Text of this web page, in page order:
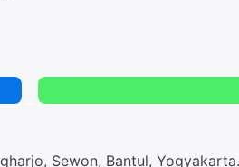
Sewon, Bantul,